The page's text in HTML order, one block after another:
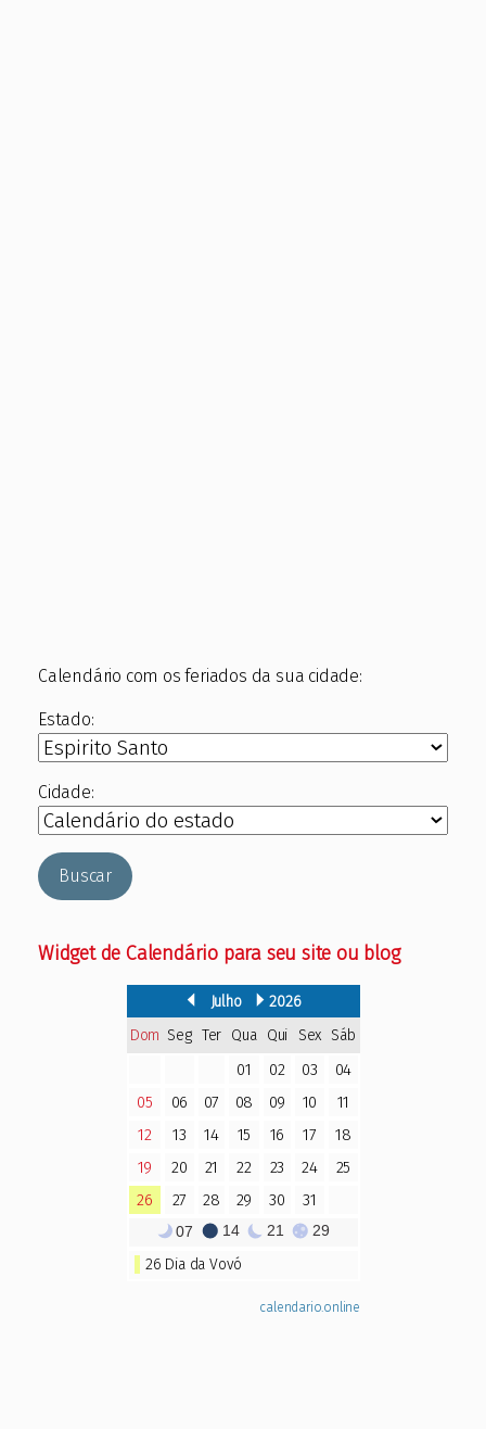
Calendário com os feriados da sua cidade:
Estado:
Cidade:
Buscar
Widget de Calendário para seu site ou blog